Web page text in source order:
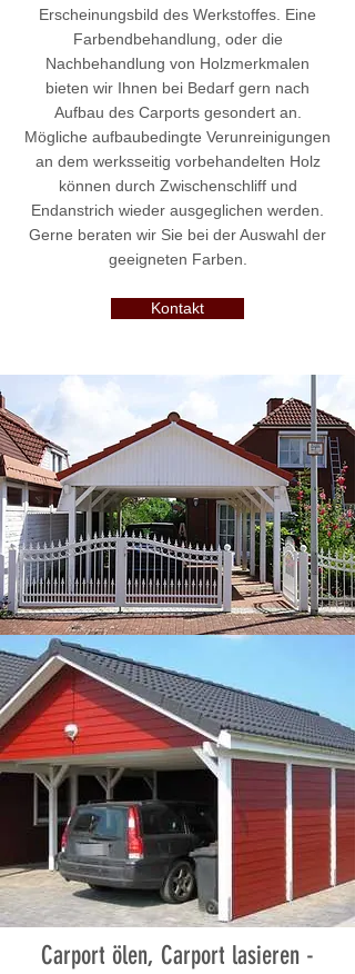
Erscheinungsbild des Werkstoffes. Eine
Farbendbehandlung, oder die
Nachbehandlung von Holzmerkmalen
bieten wir Ihnen bei Bedarf gern nach
Aufbau des Carports gesondert an.
Mögliche aufbaubedingte Verunreinigungen
an dem werksseitig vorbehandelten Holz
können durch Zwischenschliff und
Endanstrich wieder ausgeglichen werden.
Gerne beraten wir Sie bei der Auswahl der
geeigneten Farben.
Kontakt
Carport ölen, Carport lasieren -